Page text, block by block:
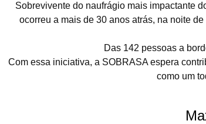
Sobrevivente do naufrágio mais impactante
ocorreu a mais de 30 anos atrás, na noite
Das 142 pessoas a
Com essa iniciativa, a SOBRASA espera
como um